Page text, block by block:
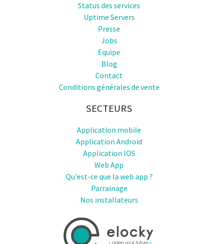
Status des services
Uptime Servers
Presse
Jobs
Equipe
Blog
Contact
Conditions générales de vente
SECTEURS
Application mobile
Application Android
Application IOS
Web App
Qu'est-ce que la web app ?
Parrainage
Nos installateurs